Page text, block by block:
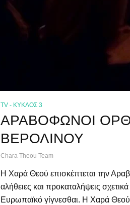
TV - ΚΥΚΛΟΣ 3
ΑΡΑΒΟΦΩΝΟΙ
ΒΕΡΟΛΙΝΟΥ
Chara Theou Team
Η Χαρά Θεού επισκέπτεται την
αλήθειες και προκαταλήψεις
Ευρωπαϊκό γίγνεσθαι. Η Χαρά Θεού